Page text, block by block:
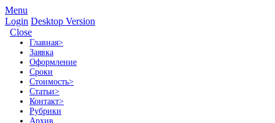
Menu
Login Desktop Version
Close
Главная>
Заявка
Оформление
Сроки
Стоимость>
Статьи>
Контакт>
Рубрики
Архив